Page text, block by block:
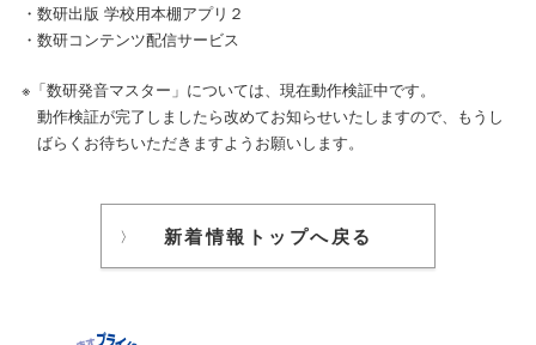
・数研出版 学校用本棚アプリ２
・数研コンテンツ配信サービス
※「数研発音マスター」については、現在動作検証中です。
動作検証が完了しましたら改めてお知らせいたしますので、もうし
ばらくお待ちいただきますようお願いします。
新着情報トップへ戻る